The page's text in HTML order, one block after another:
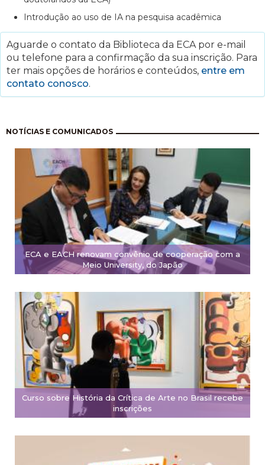
Introdução ao uso de IA na pesquisa acadêmica
Aguarde o contato da Biblioteca da ECA por e-mail
ou telefone para a confirmação da sua inscrição. Para
ter mais opções de horários e conteúdos, entre em
contato conosco.
NOTÍCIAS E COMUNICADOS
ECA e EACH renovam convênio de cooperação com a
Meio University, do Japão
Curso sobre História da Crítica de Arte no Brasil recebe
inscrições
Paginação